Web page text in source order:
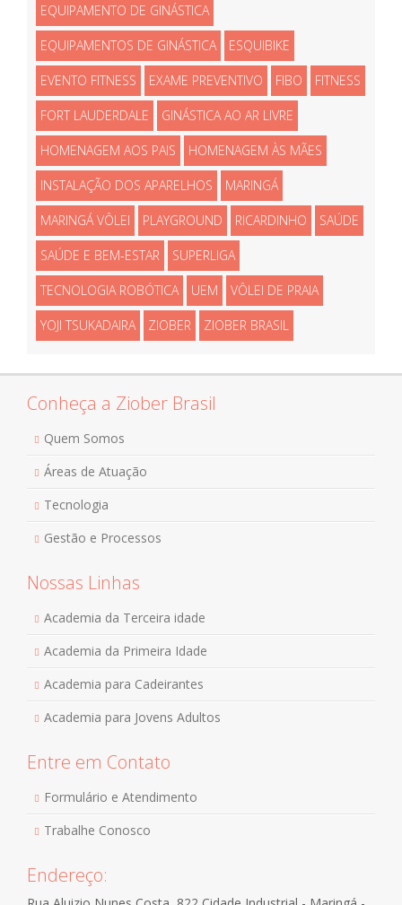
EQUIPAMENTO DE GINÁSTICA
EQUIPAMENTOS DE GINÁSTICA ESQUIBIKE
EVENTO FITNESS EXAME PREVENTIVO FIBO FITNESS
FORT LAUDERDALE GINÁSTICA AO AR LIVRE
HOMENAGEM AOS PAIS HOMENAGEM ÀS MÃES
INSTALAÇÃO DOS APARELHOS MARINGÁ
MARINGÁ VÔLEI PLAYGROUND RICARDINHO SAÚDE
SAÚDE E BEM-ESTAR SUPERLIGA
TECNOLOGIA ROBÓTICA UEM VÔLEI DE PRAIA
YOJI TSUKADAIRA ZIOBER ZIOBER BRASIL
Conheça a Ziober Brasil
Quem Somos
Áreas de Atuação
Tecnologia
Gestão e Processos
Nossas Linhas
Academia da Terceira idade
Academia da Primeira Idade
Academia para Cadeirantes
Academia para Jovens Adultos
Entre em Contato
Formulário e Atendimento
Trabalhe Conosco
Endereço: